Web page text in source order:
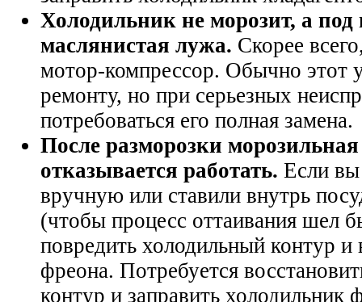
Холодильник не морозит, а под
маслянистая лужа. Скорее
мотор-компрессор. Обычно этот
ремонту, но при серьезных
потребоваться его полная замена.
После разморозки
отказывается работать. Если вы
вручную или ставили внутрь
(чтобы процесс оттаивания шел
повредить холодильный контур и
фреона. Потребуется
контур и заправить холодильник